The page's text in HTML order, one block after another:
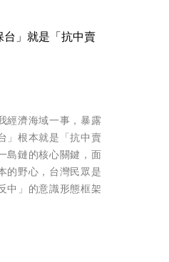
台」就是「抗中賣
經濟海域一事，暴露
」根本就是「抗中賣
島鏈的核心關鍵，面
的野心，台灣民眾是
中」的意識形態框架